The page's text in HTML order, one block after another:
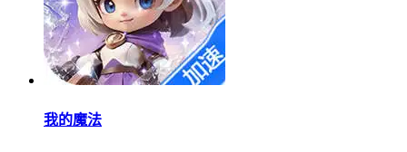
我的魔法